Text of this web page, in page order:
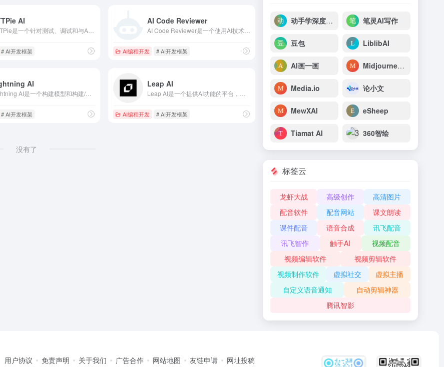
AI
# AI开发框架
AI Code Reviewer
AI Code Reviewer是一个使用AI技术进行自动代码审核的网站，可以提高代码质量和效率。网站使用Vercel平台开发、预览和发布，自2023年起，拥有所有权利。
AI编程开发 # AI开发框架
AI
Lightning AI是一个构建模型和构建/发布Lightning Apps（ML工作流模板）的平台，由Pytorch Lightning团队推出——一个快速训练、部署和开发人工智能产品的深度学习框架。
# AI开发框架
Leap AI
AI编程开发 # AI开发框架
没有了
动手学深度学习 笔灵AI写作
豆包 LiblibAI
AI画一画 Midjourney中文站
Media.io 论小文
MewXAI eSheep
Tiamat AI 360智绘
标签云
龙虾大战 高级创作
高清图片
配音软件
配音网站
课文朗读
课件配音
语音合成
讯飞配音
讯飞智作
触手AI
视频配音
视频编辑软件
视频剪辑软件
视频制作软件
虚拟社交
虚拟主播
自定义语音通知
自动剪辑神器
腾讯智影
用户协议 免责声明 关于我们 广告合作 网站地图 友链申请 网址投稿